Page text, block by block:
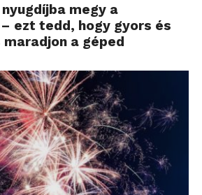
megy a
ezt tedd, hogy gyors és
a géped